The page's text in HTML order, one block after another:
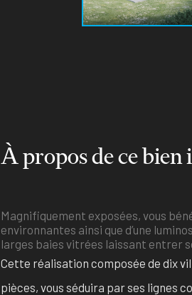
À propos de ce
Magnifiquement exposées, vous
environnantes ainsi que d’une
larges baies vitrées laissant entrer
Cette réalisation composée de dix
pièces, vous séduira par ses lignes